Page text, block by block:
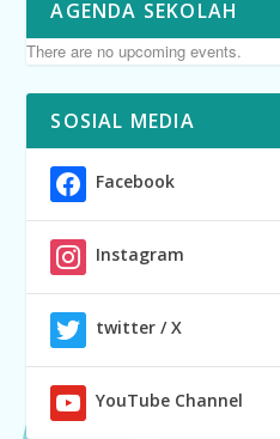
AGENDA SEKOLAH
There are no upcoming events.
SOSIAL MEDIA
Facebook
Instagram
twitter / X
YouTube Channel